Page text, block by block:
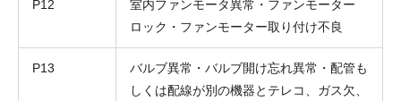
P12
室内ファンモータ異常・ファンモーター
ロック・ファンモーター取り付け不良
P13
バルブ異常・バルブ開け忘れ異常・配管も
しくは配線が別の機器とテレコ、ガス欠、